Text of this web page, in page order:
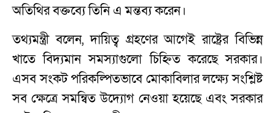
অতিথির বক্তব্যে তিনি এ মন্তব্য করেন।
তথ্যমন্ত্রী বলেন, দায়িত্ব গ্রহণের আগেই রাষ্ট্রের বিভিন্ন
খাতে বিদ্যমান সমস্যাগুলো চিহ্নিত করেছে সরকার।
এসব সংকট পরিকল্পিতভাবে মোকাবিলার লক্ষ্যে সংশ্লিষ্ট
সব ক্ষেত্রে সমন্বিত উদ্যোগ নেওয়া হয়েছে এবং সরকার